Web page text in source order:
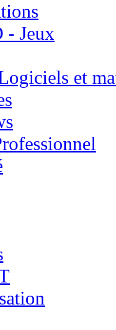
- Jeux
et